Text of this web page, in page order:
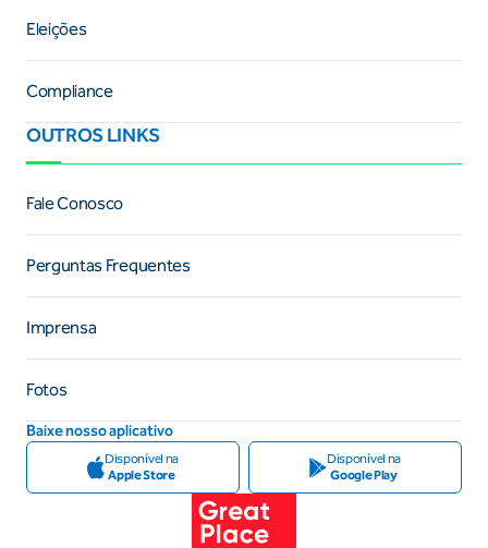
Eleições
Compliance
OUTROS LINKS
Fale Conosco
Perguntas Frequentes
Imprensa
Fotos
Baixe nosso aplicativo
Disponível na
Apple Store
Disponível na
Google Play